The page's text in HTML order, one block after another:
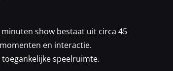
show bestaat uit circa 45
en interactie.
speelruimte.